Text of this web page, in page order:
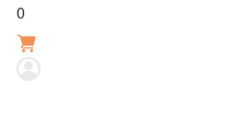
0